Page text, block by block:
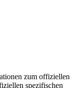
zum offiziellen
spezifischen